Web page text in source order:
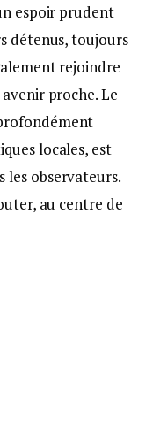
espoir prudent
détenus, toujours
rejoindre
proche. Le
locales, est
les observateurs.
au centre de